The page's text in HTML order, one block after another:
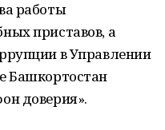
работы
приставов, а
в Управлении
Башкортостан
доверия».